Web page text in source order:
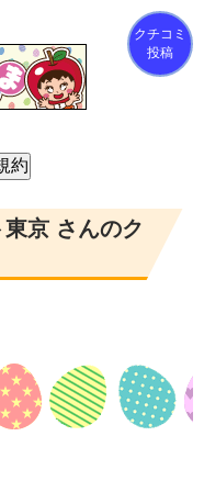
クチコミ
投稿
京 さんのク